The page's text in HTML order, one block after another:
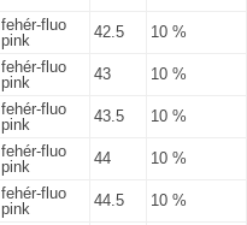
fehér-fluo
pink
42.5
10 %
fehér-fluo
pink
43
10 %
fehér-fluo
pink
43.5
10 %
fehér-fluo
pink
44
10 %
fehér-fluo
pink
44.5
10 %